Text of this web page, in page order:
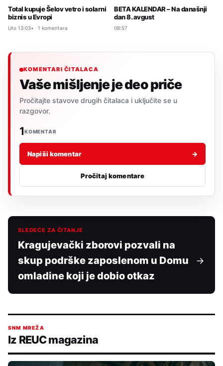
Total kupuje Šelov vetro i solarni
biznis u Evropi
Uto 13:03 1 komentara
BETA KALENDAR – Na današnji
dan 8. avgust
08:57
KOMENTARI ČITALACA
Vaše mišljenje je deo priče
Pročitajte stavove drugih čitalaca i uključite se u
razgovor.
1KOMENTAR
Napiši komentar →
Pročitaj komentare
SLEDEĆE ZA ČITANJE
Kragujevački zborovi pozvali na
skup podrške zaposlenom u Domu
omladine koji je dobio otkaz
SNM MREŽA
Iz REUC magazina